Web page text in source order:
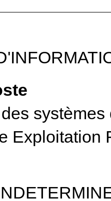
Exploitation